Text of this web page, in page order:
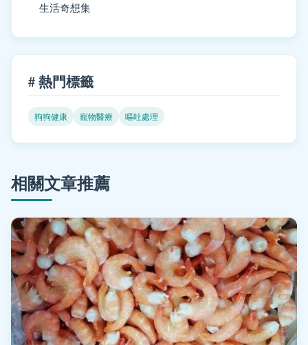
生活奇想集
# 熱門標籤
狗狗健康 寵物醫療 嘔吐處理
相關文章推薦